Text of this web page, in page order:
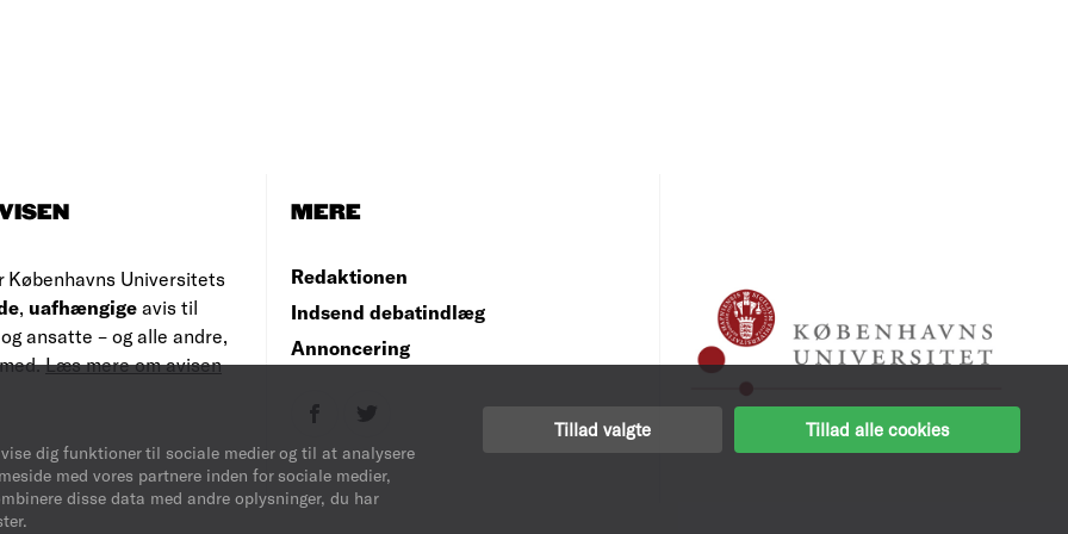
dig funktioner til sociale medier og til at analysere
med vores partnere inden for sociale medier,
disse data med andre oplysninger, du har
Tillad valgte Tillad alle cookies
Københavns Universitets
, uafhængige avis til
ansatte – og alle andre,
Læs mere om avisen
MERE
Redaktionen
Indsend debatindlæg
Annoncering